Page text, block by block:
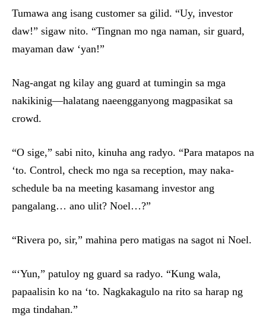
Tumawa ang isang customer sa gilid. “Uy, investor
daw!” sigaw nito. “Tingnan mo nga naman, sir guard,
mayaman daw ‘yan!”
Nag-angat ng kilay ang guard at tumingin sa mga
nakikinig—halatang naeengganyong magpasikat sa
crowd.
“O sige,” sabi nito, kinuha ang radyo. “Para matapos na
‘to. Control, check mo nga sa reception, may naka-
schedule ba na meeting kasamang investor ang
pangalang… ano ulit? Noel…?”
“Rivera po, sir,” mahina pero matigas na sagot ni Noel.
“‘Yun,” patuloy ng guard sa radyo. “Kung wala,
papaalisin ko na ‘to. Nagkakagulo na rito sa harap ng
mga tindahan.”